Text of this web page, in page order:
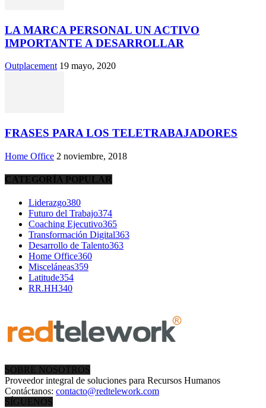
LA MARCA PERSONAL UN ACTIVO
IMPORTANTE A DESARROLLAR
Outplacement 19 mayo, 2020
FRASES PARA LOS TELETRABAJADORES
Home Office 2 noviembre, 2018
CATEGORÍA POPULAR
Liderazgo380
Futuro del Trabajo374
Coaching Ejecutivo365
Transformación Digital363
Desarrollo de Talento363
Home Office360
Misceláneas359
Latitude354
RR.HH340
SOBRE NOSOTROS
Proveedor integral de soluciones para Recursos Humanos
Contáctanos: contacto@redtelework.com
SÍGUENOS